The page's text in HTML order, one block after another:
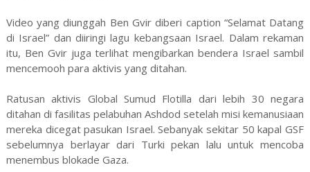
Video yang diunggah Ben Gvir diberi caption “Selamat Datang
di Israel” dan diiringi lagu kebangsaan Israel. Dalam rekaman
itu, Ben Gvir juga terlihat mengibarkan bendera Israel sambil
mencemooh para aktivis yang ditahan.
Ratusan aktivis Global Sumud Flotilla dari lebih 30 negara
ditahan di fasilitas pelabuhan Ashdod setelah misi kemanusiaan
mereka dicegat pasukan Israel. Sebanyak sekitar 50 kapal GSF
sebelumnya berlayar dari Turki pekan lalu untuk mencoba
menembus blokade Gaza.